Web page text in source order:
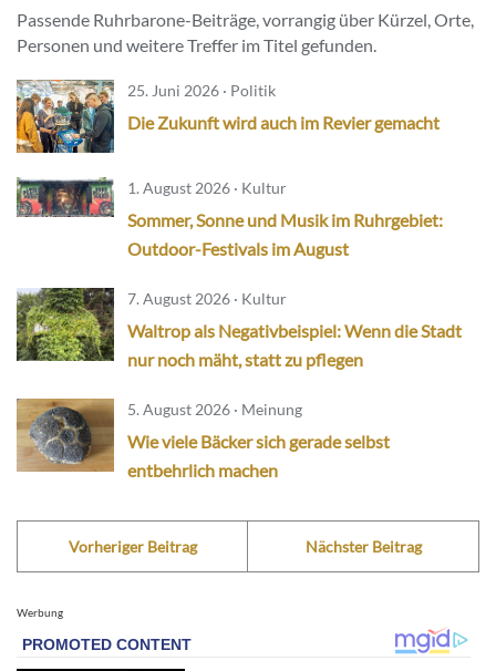
Passende Ruhrbarone-Beiträge, vorrangig über Kürzel, Orte,
Personen und weitere Treffer im Titel gefunden.
25. Juni 2026 · Politik
Die Zukunft wird auch im Revier gemacht
1. August 2026 · Kultur
Sommer, Sonne und Musik im Ruhrgebiet:
Outdoor-Festivals im August
7. August 2026 · Kultur
Waltrop als Negativbeispiel: Wenn die Stadt
nur noch mäht, statt zu pflegen
5. August 2026 · Meinung
Wie viele Bäcker sich gerade selbst
entbehrlich machen
Vorheriger Beitrag Nächster Beitrag
Werbung